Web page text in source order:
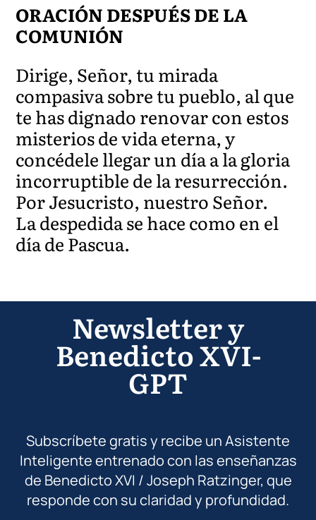
ORACIÓN DESPUÉS DE LA
COMUNIÓN
Dirige, Señor, tu mirada
compasiva sobre tu pueblo, al que
te has dignado renovar con estos
misterios de vida eterna, y
concédele llegar un día a la gloria
incorruptible de la resurrección.
Por Jesucristo, nuestro Señor.
La despedida se hace como en el
día de Pascua.
Newsletter y
Benedicto XVI-
GPT
Subscríbete gratis y recibe un Asistente
Inteligente entrenado con las enseñanzas
de Benedicto XVI / Joseph Ratzinger, que
responde con su claridad y profundidad.